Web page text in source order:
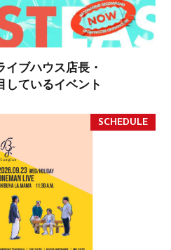
イブハウス店長・
しているイベント